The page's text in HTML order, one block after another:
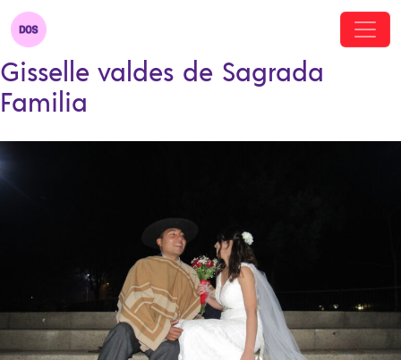
Gisselle valdes de Sagrada
Familia